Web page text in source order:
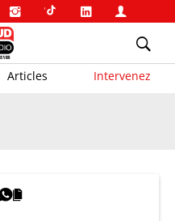
Articles Intervenez